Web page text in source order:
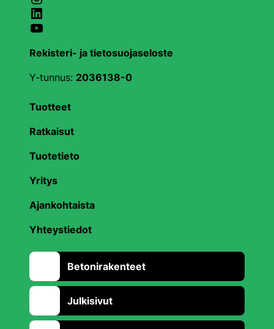
LinkedIn
YouTube
Rekisteri- ja tietosuojaseloste
Y-tunnus: 2036138-0
Tuotteet
Ratkaisut
Tuotetieto
Yritys
Ajankohtaista
Yhteystiedot
Betonirakenteet
Julkisivut